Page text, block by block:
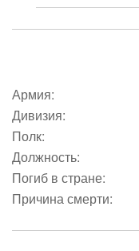
Армия:
Дивизия:
Полк:
Должность:
Погиб в стране:
Причина смерти: